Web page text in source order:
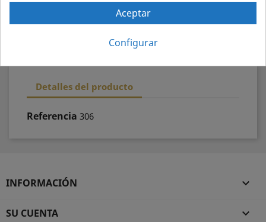
100% calidad
Detalles del producto
Referencia 306
INFORMACIÓN 
SU CUENTA 
Aceptar
Configurar